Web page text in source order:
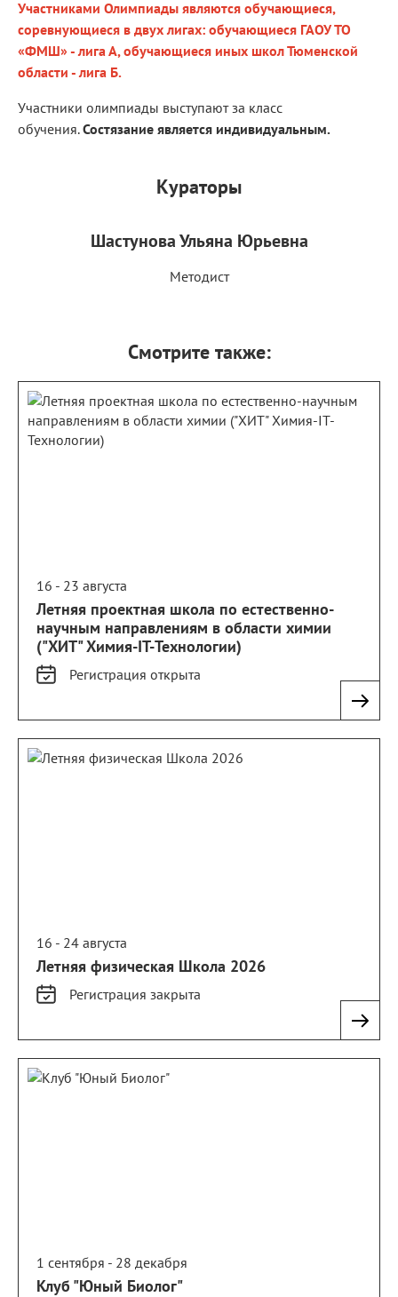
Участниками Олимпиады являются обучающиеся,
соревнующиеся в двух лигах: обучающиеся ГАОУ ТО
«ФМШ» - лига А, обучающиеся иных школ Тюменской
области - лига Б.
Участники олимпиады выступают за класс
обучения.Состязание является индивидуальным.
Кураторы
Шастунова Ульяна Юрьевна
Методист
Смотрите также:
16 - 23 августа
Летняя проектная школа по естественно-
научным направлениям в области химии
("ХИТ" Химия-IT-Технологии)
Регистрация открыта
16 - 24 августа
Летняя физическая Школа 2026
Регистрация закрыта
1 сентября - 28 декабря
Клуб "Юный Биолог"